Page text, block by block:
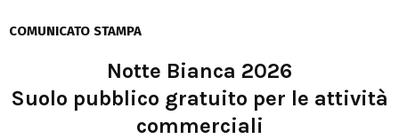
COMUNICATO STAMPA
Notte Bianca 2026
Suolo pubblico gratuito per le attività
commerciali